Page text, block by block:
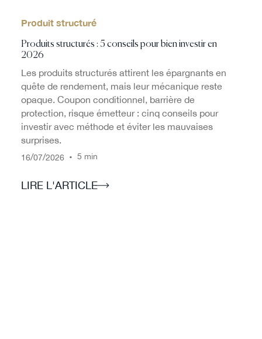
Produit structuré
Produits structurés : 5 conseils pour bien investir en
2026
Les produits structurés attirent les épargnants en
quête de rendement, mais leur mécanique reste
opaque. Coupon conditionnel, barrière de
protection, risque émetteur : cinq conseils pour
investir avec méthode et éviter les mauvaises
surprises.
16/07/2026 • 5 min
LIRE L'ARTICLE